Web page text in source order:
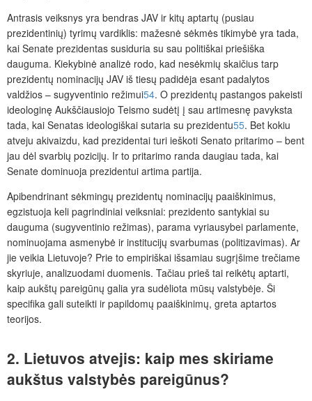
Antrasis veiksnys yra bendras JAV ir kitų aptartų (pusiau
prezidentinių) tyrimų vardiklis: mažesnė sėkmės tikimybė yra tada,
kai Senate prezidentas susiduria su sau politiškai priešiška
dauguma. Kiekybinė analizė rodo, kad nesėkmių skaičius tarp
prezidentų nominacijų JAV iš tiesų padidėja esant padalytos
valdžios – sugyventinio režimui54. O prezidentų pastangos pakeisti
ideologinę Aukščiausiojo Teismo sudėtį į sau artimesnę pavyksta
tada, kai Senatas ideologiškai sutaria su prezidentu55. Bet kokiu
atveju akivaizdu, kad prezidentai turi ieškoti Senato pritarimo – bent
jau dėl svarbių pozicijų. Ir to pritarimo randa daugiau tada, kai
Senate dominuoja prezidentui artima partija.
Apibendrinant sėkmingų prezidentų nominacijų paaiškinimus,
egzistuoja keli pagrindiniai veiksniai: prezidento santykiai su
dauguma (sugyventinio režimas), parama vyriausybei parlamente,
nominuojama asmenybė ir institucijų svarbumas (politizavimas). Ar
jie veikia Lietuvoje? Prie to empiriškai išsamiau sugrįšime trečiame
skyriuje, analizuodami duomenis. Tačiau prieš tai reikėtų aptarti,
kaip aukštų pareigūnų galia yra sudėliota mūsų valstybėje. Ši
specifika gali suteikti ir papildomų paaiškinimų, greta aptartos
teorijos.
2. Lietuvos atvejis: kaip mes skiriame
aukštus valstybės pareigūnus?